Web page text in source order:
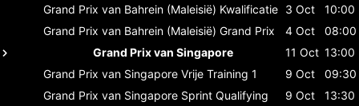
Grand Prix van Bahrein (Maleisië) Kwalificatie 3 Oct
10:00
Grand Prix van Bahrein (Maleisië) Grand Prix 4 Oct
08:00
Grand Prix van Singapore
11 Oct 13:00
Grand Prix van Singapore Vrije Training 1 9 Oct
09:30
Grand Prix van Singapore Sprint Qualifying 9 Oct
13:30